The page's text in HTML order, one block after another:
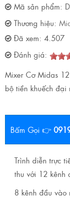
Mã sản phẩm:
Thương hiệu:
Đã xem: 4.507
Đánh giá:
Mixer Cơ Midas
bộ tiền khuếch đại
Bấm Gọi 👉
Trình diễn trực
thu với 12 kênh
8 kênh đầu vào